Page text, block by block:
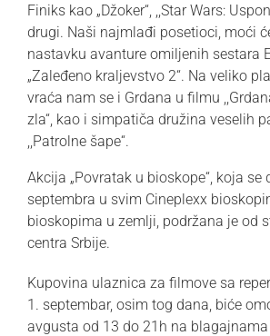
Finiks kao „Džoker“, ,,Star Wars:
drugi. Naši najmlađi posetioci, moći
nastavku avanture omiljenih sestara
„Zaleđeno kraljevstvo 2“. Na veliko
vraća nam se i Grdana u filmu
zla“, kao i simpatiča družina veselih
,,Patrolne šape“.
Akcija „Povratak u bioskope“, koja se
septembra u svim Cineplexx
bioskopima u zemlji, podržana je od
centra Srbije.
Kupovina ulaznica za filmove sa
1. septembar, osim tog dana, biće
avgusta od 13 do 21h na blagajnama